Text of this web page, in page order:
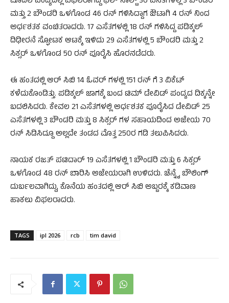
ಮತ್ತು 2 ಬೌಂಡರಿ ಒಳಗೊಂಡ 46 ರನ್ ಗಳಿಸಿದ್ದಾಗ ಔಟಾಗಿ 4 ರನ್ ನಿಂದ
ಅರ್ಧಶತಕ ವಂಚಿತರಾದರು. 17 ಎಸೆತಗಳಲ್ಲಿ 18 ರನ್ ಗಳಿಸಿದ್ದ ಪಡಿಕ್ಕಲ್
ದಿಢೀರನೆ ಸ್ಫೋಟಕ ಆಟಕ್ಕೆ ಇಳಿದು 29 ಎಸೆತಗಳಲ್ಲಿ 5 ಬೌಂಡರಿ ಮತ್ತು 2
ಸಿಕ್ಸರ್ ಒಳಗೊಂಡ 50 ರನ್ ಪೂರೈಸಿ ಹೊರನಡೆದರು.
ಈ ಹಂತದಲ್ಲಿ ಆರ್ ಸಿಬಿ 14 ಓವರ್ ಗಳಲ್ಲಿ 151 ರನ್ ಗೆ 3 ವಿಕೆಟ್
ಕಳೆದುಕೊಂಡಿತ್ತು. ಪಡಿಕ್ಕಲ್ ಜಾಗಕ್ಕೆ ಬಂದ ಟಿಮ್ ಡೇವಿಡ್ ಪಂದ್ಯದ ದಿಕ್ಕನ್ನೇ
ಬದಲಿಸಿದರು. ಕೇವಲ 21 ಎಸೆತಗಳಲ್ಲಿ ಅರ್ಧಶತಕ ಪೂರೈಸಿದ ಡೇವಿಡ್ 25
ಎಸೆತಗಳಲ್ಲಿ 3 ಬೌಂಡರಿ ಮತ್ತು 8 ಸಿಕ್ಸರ್ ಗಳ ಸಹಾಯದಿಂದ ಅಜೇಯ 70
ರನ್ ಸಿಡಿಸಿದ್ದೂ ಅಲ್ಲದೇ ತಂಡದ ಮೊತ್ತ 250ರ ಗಡಿ ತಲುಪಿಸಿದರು.
ನಾಯಕ ರಜತ್ ಪಟಿದಾರ್ 19 ಎಸೆತಗಳಲ್ಲಿ 1 ಬೌಂಡರಿ ಮತ್ತು 6 ಸಿಕ್ಸರ್
ಒಳಗೊಂಡ 48 ರನ್ ಬಾರಿಸಿ ಅಜೇಯರಾಗಿ ಉಳಿದರು. ಚೆನ್ನೈ ಬೌಲಿಂಗ್
ದುರ್ಬಲವಾಗಿದ್ದು, ಕೊನೆಯ ಹಂತದಲ್ಲಿ ಆರ್ ಸಿಬಿ ಅಬ್ಬರಕ್ಕೆ ಕಡಿವಾಣ
ಹಾಕಲು ವಿಫಲರಾದರು.
TAGS ipl 2026 rcb tim david